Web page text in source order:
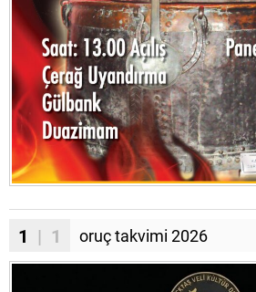
1 | 1 oruç takvimi 2026